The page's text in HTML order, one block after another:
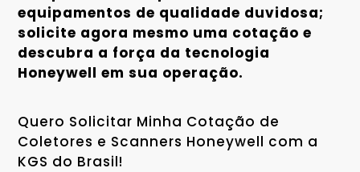
equipamentos de qualidade duvidosa;
solicite agora mesmo uma cotação e
descubra a força da tecnologia
Honeywell em sua operação.
Quero Solicitar Minha Cotação de
Coletores e Scanners Honeywell com a
KGS do Brasil!